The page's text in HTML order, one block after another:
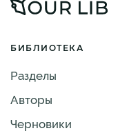
БИБЛИОТЕКА
Разделы
Авторы
Черновики